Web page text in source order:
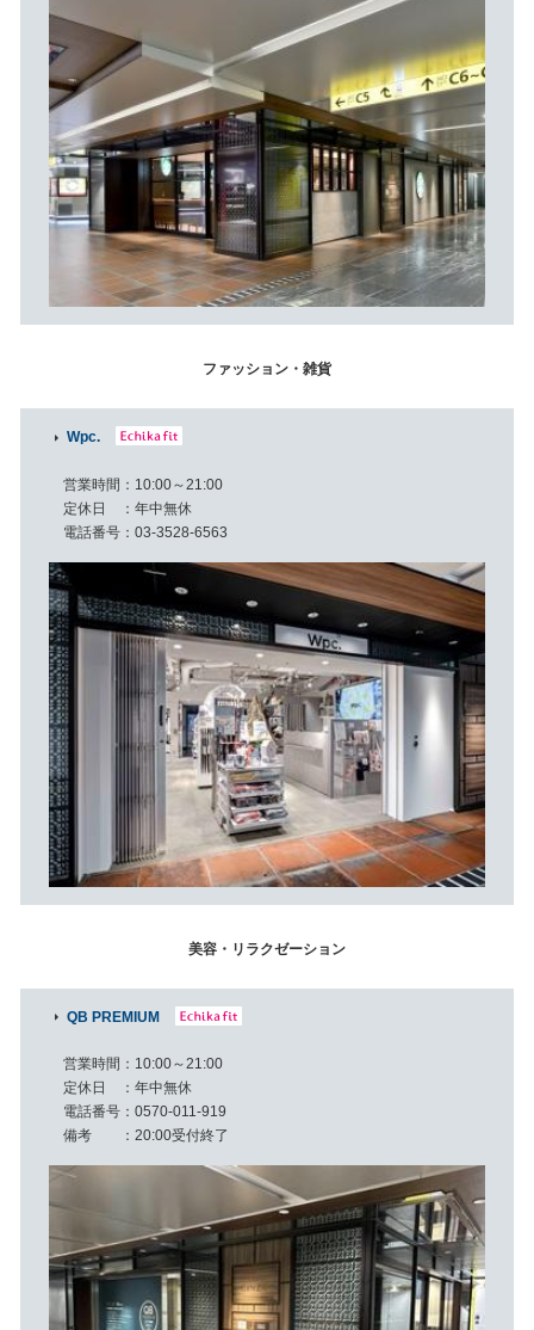
ファッション・雑貨
Wpc.
営業時間
10:00～21:00
定休日
年中無休
電話番号
03-3528-6563
美容・リラクゼーション
QB PREMIUM
営業時間
10:00～21:00
定休日
年中無休
電話番号
0570-011-919
備考
20:00受付終了